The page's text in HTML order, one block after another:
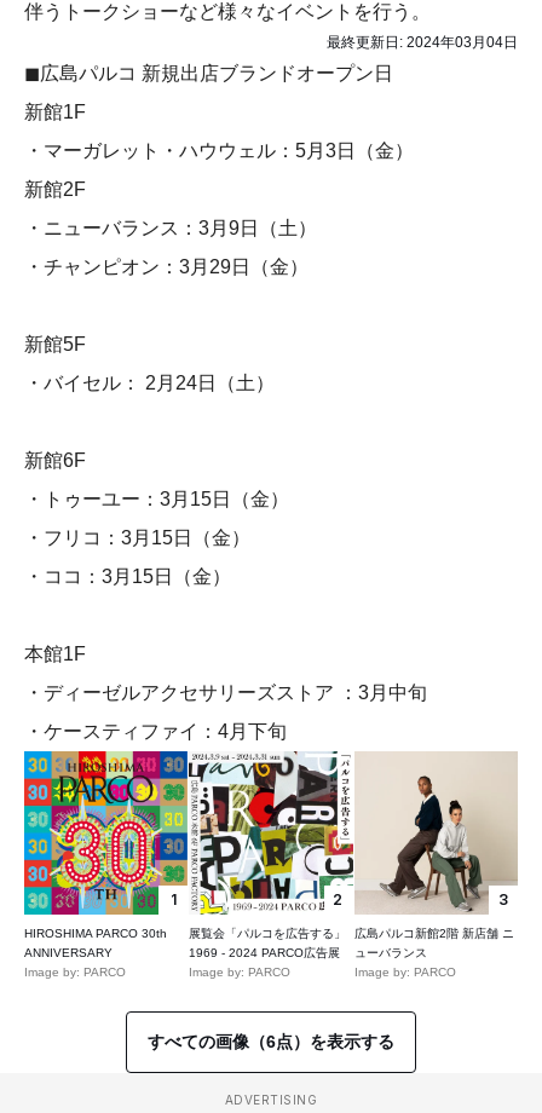
伴うトークショーなど様々なイベントを行う。
最終更新日: 2024年03月04日
◼︎広島パルコ 新規出店ブランドオープン日
新館1F
・マーガレット・ハウウェル：5月3日（金）
新館2F
・ニューバランス：3月9日（土）
・チャンピオン：3月29日（金）
新館5F
・バイセル： 2月24日（土）
新館6F
・トゥーユー：3月15日（金）
・フリコ：3月15日（金）
・ココ：3月15日（金）
本館1F
・ディーゼルアクセサリーズストア ：3月中旬
・ケースティファイ：4月下旬
1
HIROSHIMA PARCO 30th
ANNIVERSARY
Image by: PARCO
2
展覧会「パルコを広告する」
1969 - 2024 PARCO広告展
Image by: PARCO
3
広島パルコ新館2階 新店舗 ニ
ューバランス
Image by: PARCO
すべての画像（6点）を表示する
ADVERTISING